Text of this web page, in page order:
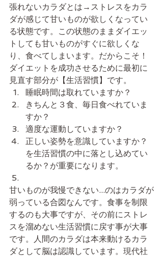
張れないカラダとは→ストレスをカラ
ダが感じて甘いものが欲しくなってい
る状態です。この状態のままダイエッ
トしても甘いものがすぐに欲しくな
り、食べてしまいます。だからこそ！
ダイエットを成功させるために最初に
見直す部分が【生活習慣】です。
睡眠時間は取れていますか？
きちんと３食、毎日食べれていま
すか？
適度な運動していますか？
正しい姿勢を意識していますか？
を生活習慣の中に落とし込めてい
るか？が重要になります。
甘いものが我慢できない...のはカラダが
弱っている合図なんです。食事を制限
するのも大事ですが、その前にストレ
スを溜めない生活習慣に戻す事が大事
です。人間のカラダは本来動けるカラ
ダとして脳は認識しています。現代社